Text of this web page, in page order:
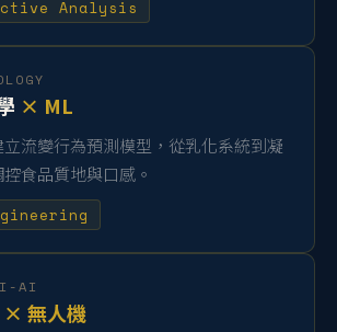
Analysis
× ML
流變行為預測模型，從乳化系統到凝
食品質地與口感。
AI
× 無人機